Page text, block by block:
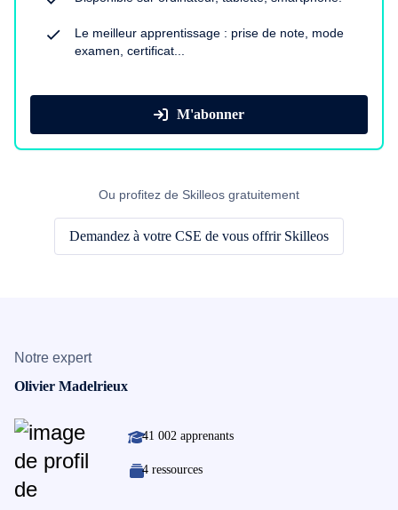
Le meilleur apprentissage : prise de note, mode
examen, certificat...
M'abonner
Ou profitez de Skilleos gratuitement
Demandez à votre CSE de vous offrir Skilleos
Notre expert
Olivier Madelrieux
41 002 apprenants
4 ressources